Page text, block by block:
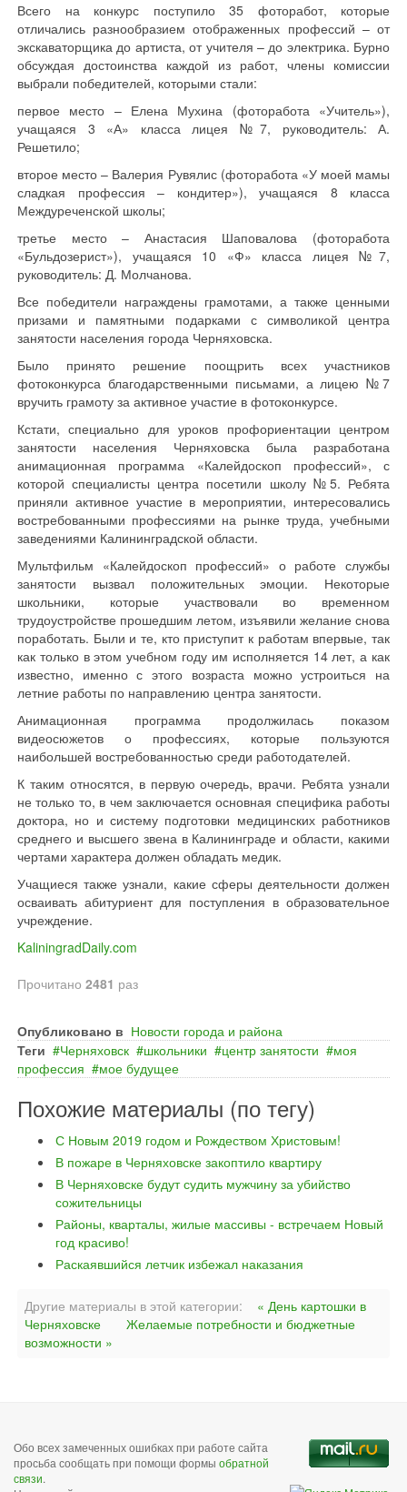
Всего на конкурс поступило 35 фоторабот, которые
отличались разнообразием отображенных профессий – от
экскаваторщика до артиста, от учителя – до электрика. Бурно
обсуждая достоинства каждой из работ, члены комиссии
выбрали победителей, которыми стали:
первое место – Елена Мухина (фоторабота «Учитель»),
учащаяся 3 «А» класса лицея №7, руководитель: А.
Решетило;
второе место – Валерия Рувялис (фоторабота «У моей мамы
сладкая профессия – кондитер»), учащаяся 8 класса
Междуреченской школы;
третье место – Анастасия Шаповалова (фоторабота
«Бульдозерист»), учащаяся 10 «Ф» класса лицея №7,
руководитель: Д. Молчанова.
Все победители награждены грамотами, а также ценными
призами и памятными подарками с символикой центра
занятости населения города Черняховска.
Было принято решение поощрить всех участников
фотоконкурса благодарственными письмами, а лицею №7
вручить грамоту за активное участие в фотоконкурсе.
Кстати, специально для уроков профориентации центром
занятости населения Черняховска была разработана
анимационная программа «Калейдоскоп профессий», с
которой специалисты центра посетили школу №5. Ребята
приняли активное участие в мероприятии, интересовались
востребованными профессиями на рынке труда, учебными
заведениями Калининградской области.
Мультфильм «Калейдоскоп профессий» о работе службы
занятости вызвал положительных эмоции. Некоторые
школьники, которые участвовали во временном
трудоустройстве прошедшим летом, изъявили желание снова
поработать. Были и те, кто приступит к работам впервые, так
как только в этом учебном году им исполняется 14 лет, а как
известно, именно с этого возраста можно устроиться на
летние работы по направлению центра занятости.
Анимационная программа продолжилась показом
видеосюжетов о профессиях, которые пользуются
наибольшей востребованностью среди работодателей.
К таким относятся, в первую очередь, врачи. Ребята узнали
не только то, в чем заключается основная специфика работы
доктора, но и систему подготовки медицинских работников
среднего и высшего звена в Калининграде и области, какими
чертами характера должен обладать медик.
Учащиеся также узнали, какие сферы деятельности должен
осваивать абитуриент для поступления в образовательное
учреждение.
KaliningradDaily.com
Прочитано 2481 раз
Опубликовано в Новости города и района
Теги
Черняховск школьники центр занятости
моя
профессия
мое будущее
Похожие материалы (по тегу)
С Новым 2019 годом и Рождеством Христовым!
В пожаре в Черняховске закоптило квартиру
В Черняховске будут судить мужчину за убийство
сожительницы
Районы, кварталы, жилые массивы - встречаем Новый
год красиво!
Раскаявшийся летчик избежал наказания
Другие материалы в этой категории:
« День картошки в
Черняховске
Желаемые потребности и бюджетные
возможности »
Обо всех замеченных ошибках при работе сайта
просьба сообщать при помощи формы обратной
связи.